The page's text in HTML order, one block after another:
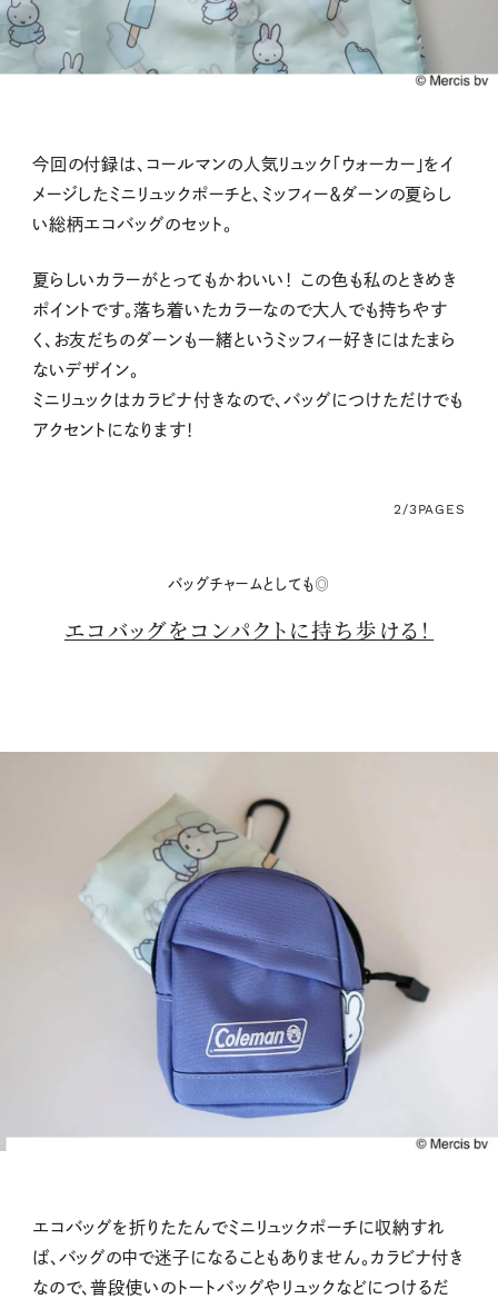
今回の付録は、コールマンの人気リュック「ウォーカー」をイ
メージしたミニリュックポーチと、ミッフィー＆ダーンの夏らし
い総柄エコバッグのセット。
夏らしいカラーがとってもかわいい！ この色も私のときめき
ポイントです。落ち着いたカラーなので大人でも持ちやす
く、お友だちのダーンも一緒というミッフィー好きにはたまら
ないデザイン。
ミニリュックはカラビナ付きなので、バッグにつけただけでも
アクセントになります！
2/3PAGES
バッグチャームとしても◎
エコバッグをコンパクトに持ち歩ける！
エコバッグを折りたたんでミニリュックポーチに収納すれ
ば、バッグの中で迷子になることもありません。カラビナ付き
なので、普段使いのトートバッグやリュックなどにつけるだ